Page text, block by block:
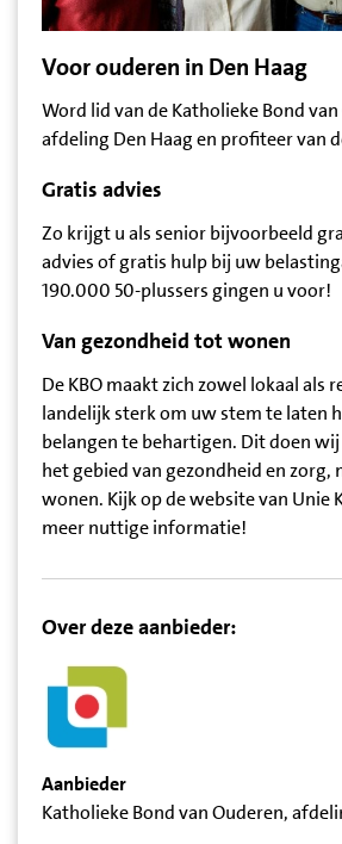
Voor ouderen in Den Haag
Word lid van de Katholieke Bond van
afdeling Den Haag en profiteer van
Gratis advies
Zo krijgt u als senior bijvoorbeeld
advies of gratis hulp bij uw
190.000 50-plussers gingen u voor!
Van gezondheid tot wonen
De KBO maakt zich zowel lokaal als
landelijk sterk om uw stem te laten
belangen te behartigen. Dit doen
het gebied van gezondheid en zorg,
wonen. Kijk op de website van Unie
meer nuttige informatie!
Over deze aanbieder:
Aanbieder
Katholieke Bond van Ouderen,